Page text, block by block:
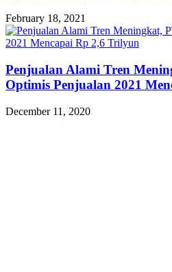
February 18, 2021
Penjualan Alami Tren
Optimis Penjualan 2021
December 11, 2020